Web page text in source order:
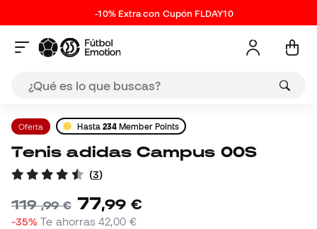
-10% Extra con Cupón FLDAY10
Oferta Hasta 234 Member Points
Tenis adidas Campus 00S
(3)
119,99 € 77,99 €
-35% Te ahorras42,00 €